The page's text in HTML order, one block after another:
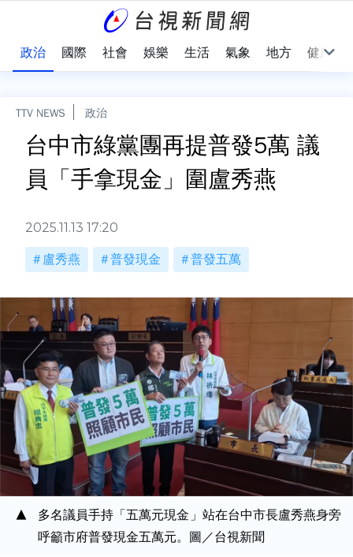
政治 國際 社會 娛樂 生活 氣象 地方 健康
TTV NEWS 政治
台中市綠黨團再提普發5萬 議
員「手拿現金」圍盧秀燕
2025.11.13 17:20
盧秀燕 普發現金 普發五萬
多名議員手持「五萬元現金」站在台中市長盧秀燕身旁
呼籲市府普發現金五萬元。圖／台視新聞